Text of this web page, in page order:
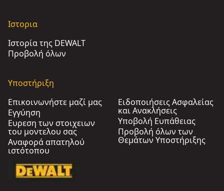
Ιστορια
Ιστορία της DEWALT
Προβολή όλων
Υποστήριξη
Επικοινωνήστε μαζί μας
Εγγύηση
Ευρεση των στοιχειων
του μοντελου σας
Αναφορά απατηλού
ιστότοπου
Ειδοποιήσεις Ασφαλείας
και Ανακλήσεις
Υποβολή Ευπάθειας
Προβολή όλων των
Θεμάτων Υποστήριξης